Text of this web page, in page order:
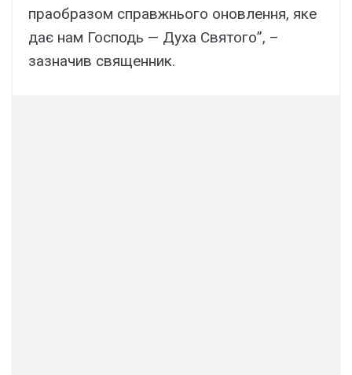
праобразом справжнього оновлення, яке
дає нам Господь — Духа Святого”, –
зазначив священник.